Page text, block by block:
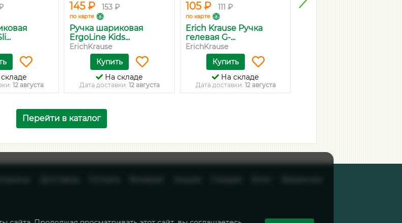
12 августа
145 ₽ 153 ₽
по карте
Ручка шариковая
ErgoLine Kids...
ErichKrause
Купить
На складе
Дата доставки: 12 августа
105 ₽ 111 ₽
по карте
Erich Krause Ручка
гелевая G-...
ErichKrause
Купить
На складе
Дата доставки: 12 августа
37 ₽
Перейти в каталог